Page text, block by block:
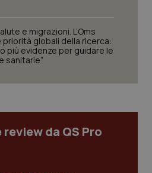
e migrazioni. L’Oms
priorità globali della ricerca:
più evidenze per guidare le
sanitarie”
da QS Pro